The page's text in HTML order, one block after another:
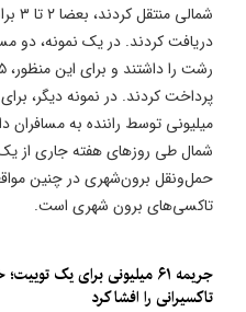
دریافت کردند. در یک‌ نمونه، دو
میلیونی توسط راننده به
شمال طی روزهای هفته جاری
حمل‌ونقل برون‌شهری در چنین
تاکسی‌های برون شهری است.
جریمه ۶۱ میلیونی برای یک
تاکسیرانی را افشا کرد